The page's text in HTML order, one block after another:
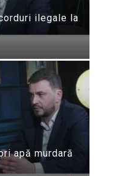
ilegale la
apă murdară